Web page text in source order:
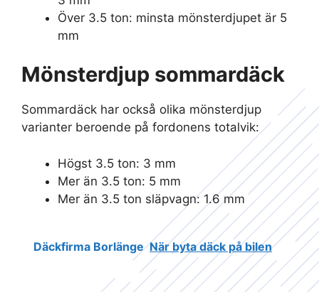
Över 3.5 ton: minsta mönsterdjupet är 5
mm
Mönsterdjup sommardäck
Sommardäck har också olika mönsterdjup
varianter beroende på fordonens totalvik:
Högst 3.5 ton: 3 mm
Mer än 3.5 ton: 5 mm
Mer än 3.5 ton släpvagn: 1.6 mm
Däckfirma Borlänge När byta däck på bilen